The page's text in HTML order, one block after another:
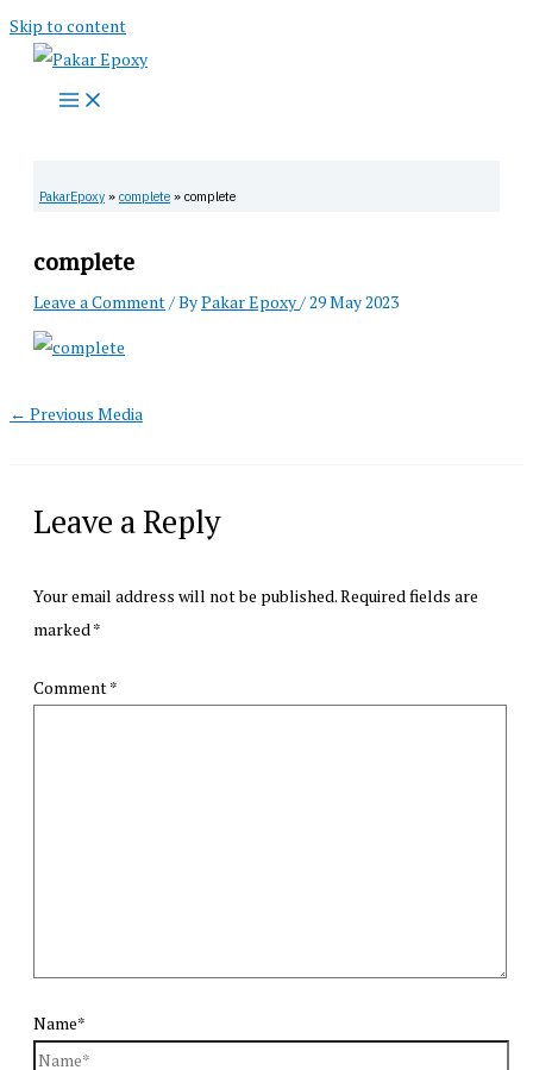
Skip to content
PakarEpoxy » complete » complete
complete
Leave a Comment/ ByPakar Epoxy/29 May 2023
← Previous Media
Leave a Reply
Your email address will not be published.Required fields are
marked *
Comment*
Name*